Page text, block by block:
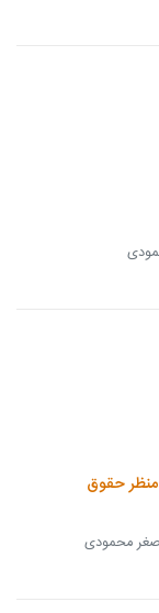
منظر حقوق
محمودی